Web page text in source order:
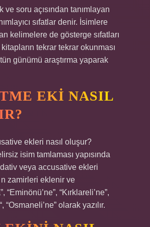
ve soru açısından tanımlayan
sıfatlar denir. İsimlere
kelimelere de gösterge sıfatları
tekrar tekrar okunması
günümü araştırma yaparak
EKI NASIL
ekleri nasıl oluşur?
isim tamlaması yapısında
veya accusative ekleri
zamirleri eklenir ve
“Eminönü’ne”, “Kırklareli’ne”,
“Osmaneli’ne” olarak yazılır.